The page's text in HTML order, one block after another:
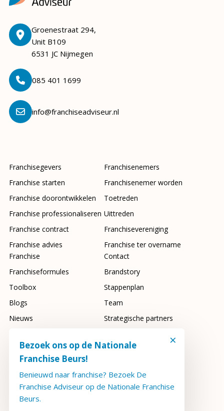
Groenestraat 294,
Unit B109
6531 JC Nijmegen
085 401 1699
info@franchiseadviseur.nl
Franchisegevers
Franchise starten
Franchise doorontwikkelen
Franchise professionaliseren
Franchise contract
Franchise advies
Franchisenemers
Franchisenemer worden
Toetreden
Uittreden
Franchisevereniging
Franchise ter overname
Franchise
Franchiseformules
Toolbox
Blogs
Nieuws
Contact
Brandstory
Stappenplan
Team
Strategische partners
2026 Copyright FranchiseAdviseur
Privacyverklaring
Bezoek ons op de Nationale
Franchise Beurs!
Benieuwd naar franchise? Bezoek De
Franchise Adviseur op de Nationale Franchise
Beurs.
×